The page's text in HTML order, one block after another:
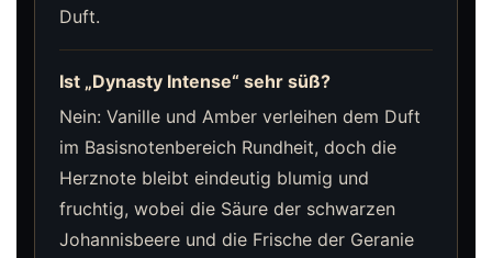
Duft.
Ist „Dynasty Intense“ sehr süß?
Nein: Vanille und Amber verleihen dem Duft
im Basisnotenbereich Rundheit, doch die
Herznote bleibt eindeutig blumig und
fruchtig, wobei die Säure der schwarzen
Johannisbeere und die Frische der Geranie